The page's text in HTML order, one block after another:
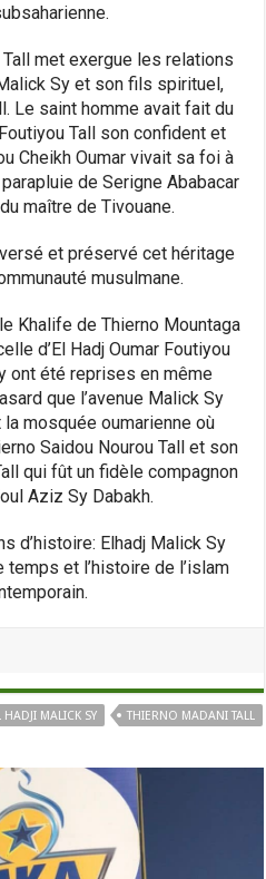
met exergue les relations
Sy et son fils spirituel,
Le saint homme avait fait du
Tall son confident et
Cheikh Oumar vivait sa foi à
de Serigne Ababacar
maître de Tivouane.
et préservé cet héritage
musulmane.
Khalife de Thierno Mountaga
d’El Hadj Oumar Foutiyou
ont été reprises en même
que l’avenue Malick Sy
mosquée oumarienne où
Saidou Nourou Tall et son
qui fût un fidèle compagnon
Aziz Sy Dabakh.
d’histoire: Elhadj Malick Sy
et l’histoire de l’islam
HADJI MALICK SY THIERNO MADANI TALL